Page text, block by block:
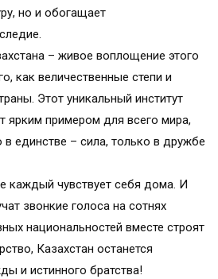
но и обогащает
– живое воплощение этого
как величественные степи и
Этот уникальный институт
ярким примером для всего мира,
единстве – сила, только в дружбе
каждый чувствует себя дома. И
звонкие голоса на сотнях
национальностей вместе строят
Казахстан останется
и истинного братства!